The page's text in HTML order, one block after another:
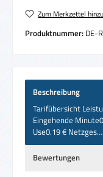
Zum Merkzettel
Produktnummer: DE-
Beschreibung
Tarifübersicht
Eingehende
Use0.19 € Netzges…
Bewertungen